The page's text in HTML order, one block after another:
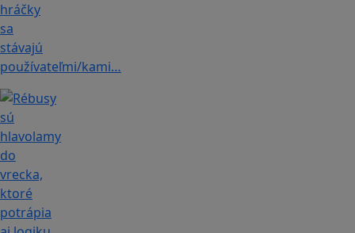
hráčky
sa
stávajú
používateľmi/kami…